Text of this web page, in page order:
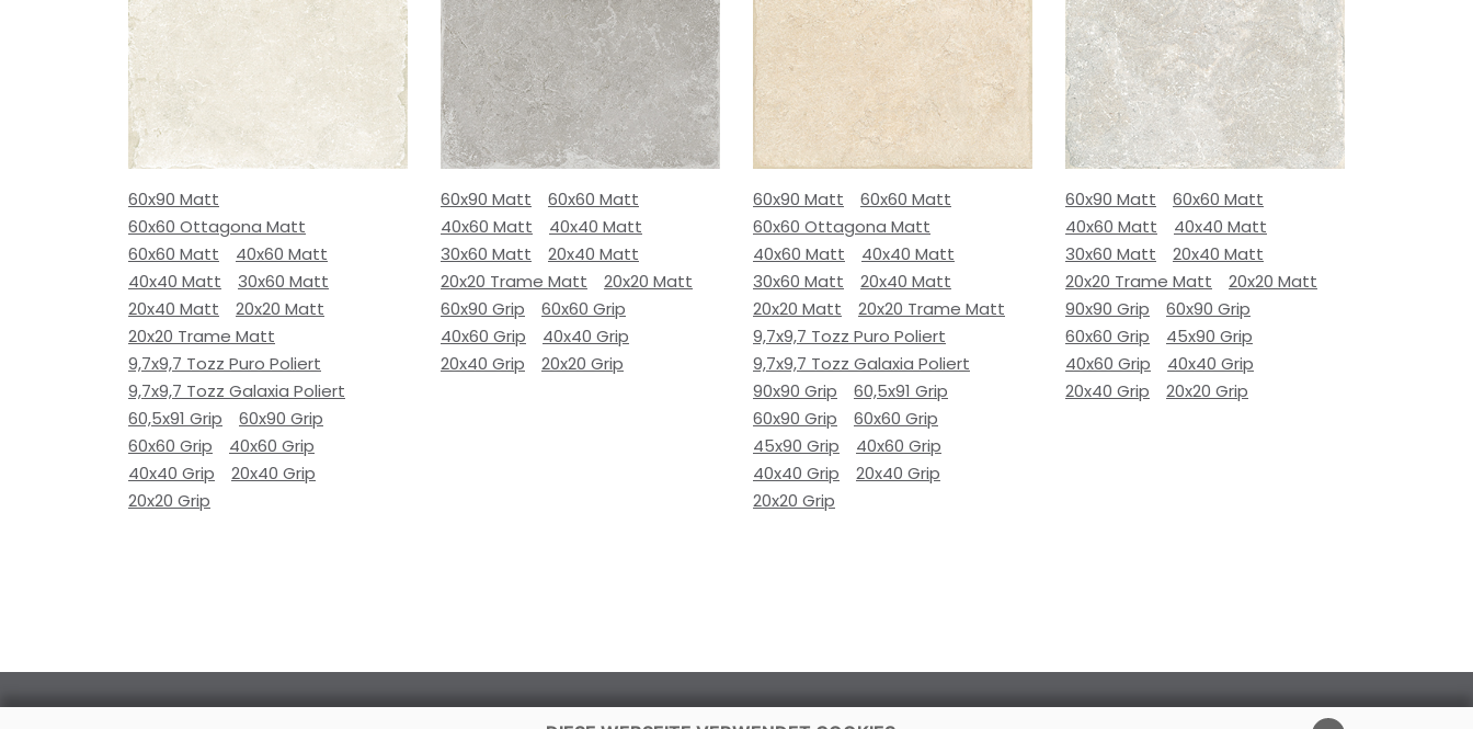
60x90 Matt
60x60 Ottagona Matt
60x60 Matt
40x60 Matt
40x40 Matt
30x60 Matt
20x40 Matt
20x20 Matt
20x20 Trame Matt
9,7x9,7 Tozz Puro Poliert
9,7x9,7 Tozz Galaxia Poliert
60,5x91 Grip
60x90 Grip
60x60 Grip
40x60 Grip
40x40 Grip
20x40 Grip
20x20 Grip
60x90 Matt
60x60 Matt
40x60 Matt
40x40 Matt
30x60 Matt
20x40 Matt
20x20 Trame Matt
20x20 Matt
60x90 Grip
60x60 Grip
40x60 Grip
40x40 Grip
20x40 Grip
20x20 Grip
60x90 Matt
60x60 Matt
60x60 Ottagona Matt
40x60 Matt
40x40 Matt
30x60 Matt
20x40 Matt
20x20 Matt
20x20 Trame Matt
9,7x9,7 Tozz Puro Poliert
9,7x9,7 Tozz Galaxia Poliert
90x90 Grip
60,5x91 Grip
60x90 Grip
60x60 Grip
45x90 Grip
40x60 Grip
40x40 Grip
20x40 Grip
20x20 Grip
60x90 Matt
60x60 Matt
40x60 Matt
40x40 Matt
30x60 Matt
20x40 Matt
20x20 Trame Matt
20x20 Matt
90x90 Grip
60x90 Grip
60x60 Grip
45x90 Grip
40x60 Grip
40x40 Grip
20x40 Grip
20x20 Grip